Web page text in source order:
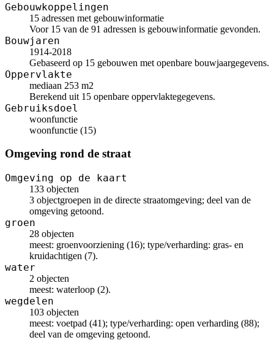
Gebouwkoppelingen
15 adressen met gebouwinformatie
Voor 15 van de 91 adressen is gebouwinformatie gevonden.
Bouwjaren
1914-2018
Gebaseerd op 15 gebouwen met openbare bouwjaargegevens.
Oppervlakte
mediaan 253 m2
Berekend uit 15 openbare oppervlaktegegevens.
Gebruiksdoel
woonfunctie
woonfunctie (15)
Omgeving rond de straat
Omgeving op de kaart
133 objecten
3 objectgroepen in de directe straatomgeving; deel van de
omgeving getoond.
groen
28 objecten
meest: groenvoorziening (16); type/verharding: gras- en
kruidachtigen (7).
water
2 objecten
meest: waterloop (2).
wegdelen
103 objecten
meest: voetpad (41); type/verharding: open verharding (88);
deel van de omgeving getoond.